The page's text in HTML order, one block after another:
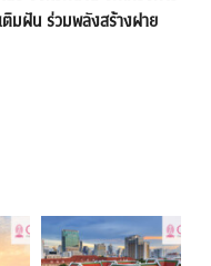
ติมฝัน ร่วมพลังสร้างฝาย